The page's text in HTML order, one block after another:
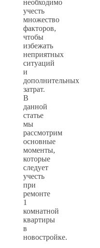
необходимо
учесть
множество
факторов,
чтобы
избежать
неприятных
ситуаций
и
дополнительных
затрат.
В
данной
статье
мы
рассмотрим
основные
моменты,
которые
следует
учесть
при
ремонте
1
комнатной
квартиры
в
новостройке.